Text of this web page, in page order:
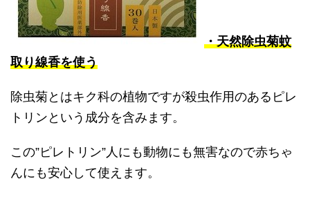
・天然除虫菊蚊
取り線香を使う
除虫菊とはキク科の植物ですが殺虫作用のあるピレ
トリンという成分を含みます。
この”ピレトリン”人にも動物にも無害なので赤ちゃ
んにも安心して使えます。